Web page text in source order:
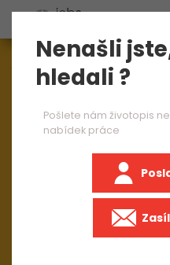
Aktuálně1545
Nenašli
hledali ?
Pošlete nám životopis
nabídek práce